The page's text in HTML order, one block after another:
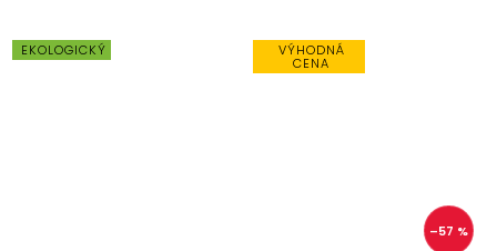
EKOLOGICKÝ VÝHODNÁ
CENA
–57 %